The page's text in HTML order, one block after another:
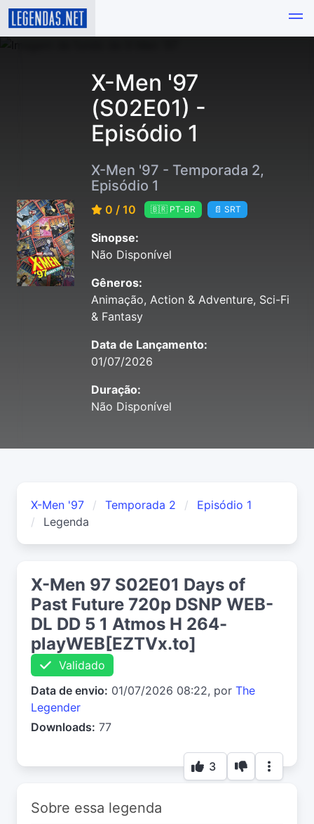
X-Men '97
(S02E01) -
Episódio 1
X-Men '97 - Temporada 2,
Episódio 1
0 / 10 🇧🇷 PT-BR 📄 SRT
Sinopse:
Não Disponível
Gêneros:
Animação, Action & Adventure, Sci-Fi
& Fantasy
Data de Lançamento:
01/07/2026
Duração:
Não Disponível
X-Men '97 Temporada 2
Episódio 1
Legenda
X-Men 97 S02E01 Days of
Past Future 720p DSNP WEB-
DL DD 5 1 Atmos H 264-
playWEB[EZTVx.to]
Validado
Data de envio: 01/07/2026 08:22, por The
Legender
Downloads: 77
3
Sobre essa legenda